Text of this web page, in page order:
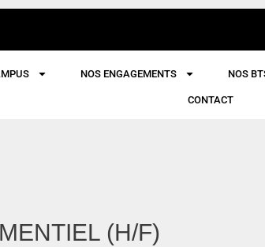
NOS ENGAGEMENTS NOS
CONTACT
(H/F)